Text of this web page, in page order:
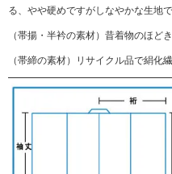
る、やや硬めですがしなやかな生地で
（帯揚・半衿の素材）昔着物のほど
（帯締の素材）リサイクル品で絹化